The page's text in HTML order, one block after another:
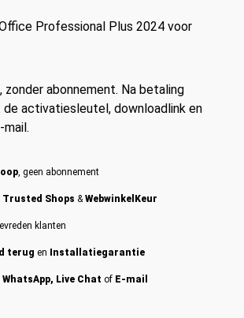
Professional Plus 2024 voor
, zonder abonnement. Na betaling
activatiesleutel, downloadlink en
mail.
, geen abonnement
Trusted Shops &WebwinkelKeur
klanten
terug en Installatiegarantie
WhatsApp, Live Chat of E-mail